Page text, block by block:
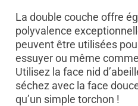
La double couche offre
polyvalence
peuvent être utilisées
essuyer ou même comme
Utilisez la face nid
séchez avec la face
qu’un simple torchon !